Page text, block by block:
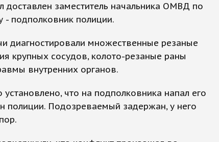
доставлен заместитель начальника ОМВД по
- подполковник полиции.
диагностировали множественные резаные
крупных сосудов, колото-резаные раны
внутренних органов.
что на подполковника напал его
полиции. Подозреваемый задержан, у него